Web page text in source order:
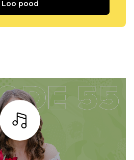
Loo pood
Kuulama